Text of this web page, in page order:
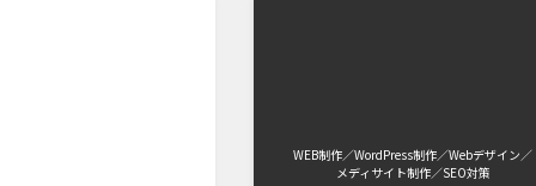
WEB制作 WordPress制作
Webデザイン
メディサイト制作
SEO対策